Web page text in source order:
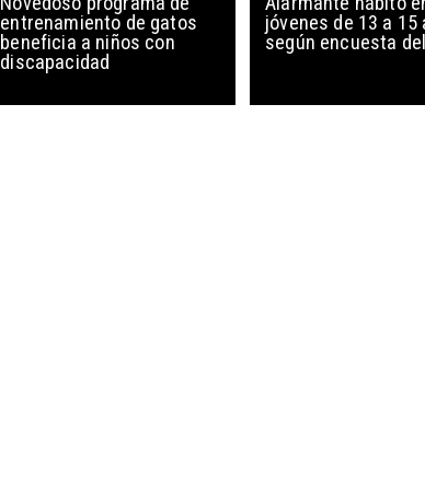
entrenamiento de gatos
beneficia a niños con
discapacidad
jóvenes de 13 a 15
según encuesta